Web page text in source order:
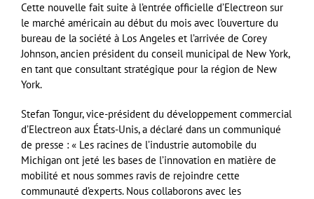
Cette nouvelle fait suite à l’entrée officielle d’Electreon sur
le marché américain au début du mois avec l’ouverture du
bureau de la société à Los Angeles et l’arrivée de Corey
Johnson, ancien président du conseil municipal de New York,
en tant que consultant stratégique pour la région de New
York.
Stefan Tongur, vice-président du développement commercial
d’Electreon aux États-Unis, a déclaré dans un communiqué
de presse : « Les racines de l’industrie automobile du
Michigan ont jeté les bases de l’innovation en matière de
mobilité et nous sommes ravis de rejoindre cette
communauté d’experts. Nous collaborons avec les